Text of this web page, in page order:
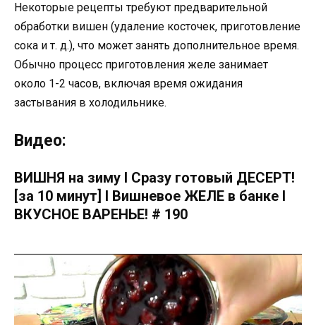
Некоторые рецепты требуют предварительной
обработки вишен (удаление косточек, приготовление
сока и т. д.), что может занять дополнительное время.
Обычно процесс приготовления желе занимает
около 1-2 часов, включая время ожидания
застывания в холодильнике.
Видео:
ВИШНЯ на зиму I Сразу готовый ДЕСЕРТ!
[за 10 минут] I Вишневое ЖЕЛЕ в банке I
ВКУСНОЕ ВАРЕНЬЕ! # 190